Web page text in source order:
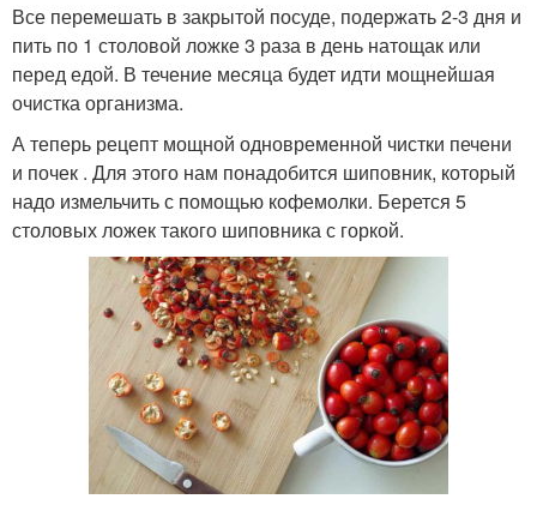
Все перемешать в закрытой посуде, подержать 2-3 дня и
пить по 1 столовой ложке 3 раза в день натощак или
перед едой. В течение месяца будет идти мощнейшая
очистка организма.
А теперь рецепт мощной одновременной чистки печени
и почек . Для этого нам понадобится шиповник, который
надо измельчить с помощью кофемолки. Берется 5
столовых ложек такого шиповника с горкой.